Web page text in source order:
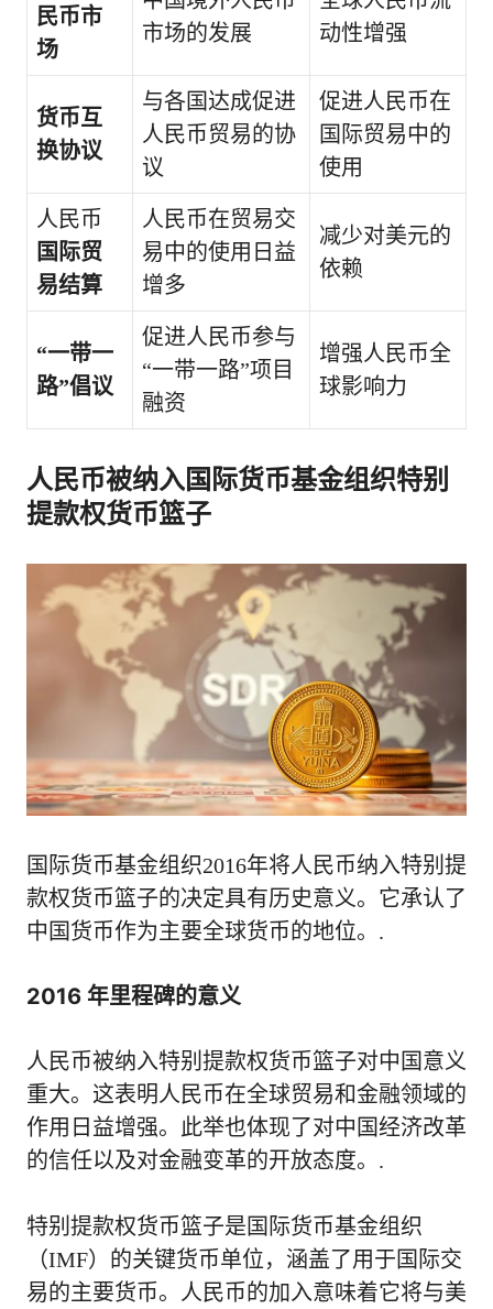
民币市
场
市场的发展
动性增强
货币互
换协议
与各国达成促进
人民币贸易的协
议
促进人民币在
国际贸易中的
使用
人民币
国际贸
易结算
人民币在贸易交
易中的使用日益
增多
减少对美元的
依赖
“一带一
路”倡议
促进人民币参与
“一带一路”项目
融资
增强人民币全
球影响力
人民币被纳入国际货币基金组织特别
提款权货币篮子
国际货币基金组织2016年将人民币纳入特别提
款权货币篮子的决定具有历史意义。它承认了
中国货币作为主要全球货币的地位。.
2016 年里程碑的意义
人民币被纳入特别提款权货币篮子对中国意义
重大。这表明人民币在全球贸易和金融领域的
作用日益增强。此举也体现了对中国经济改革
的信任以及对金融变革的开放态度。.
特别提款权货币篮子是国际货币基金组织
（IMF）的关键货币单位，涵盖了用于国际交
易的主要货币。人民币的加入意味着它将与美